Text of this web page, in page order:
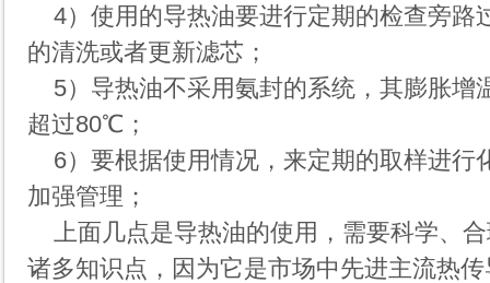
4）使用的导热油要进行定期的检查旁路
的清洗或者更新滤芯；
5）导热油不采用氨封的系统，其膨胀
超过80℃；
6）要根据使用情况，来定期的取样进行
加强管理；
上面几点是导热油的使用，需要科学、
诸多知识点，因为它是市场中先进主流热